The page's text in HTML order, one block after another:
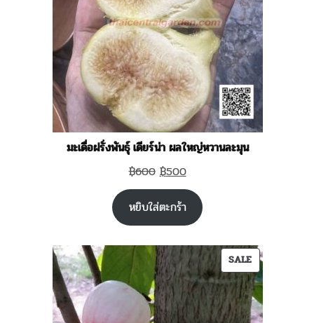
มะเดื่อฝรั่งพันธุ์ เดียร์น่า ผลใหญ่หวานละมุน
฿600 Original
price
was:
฿600.
฿500Current
price
is:
฿500.
หยิบใส่ตะกร้า
SALEPRODUCT
ON
SALE